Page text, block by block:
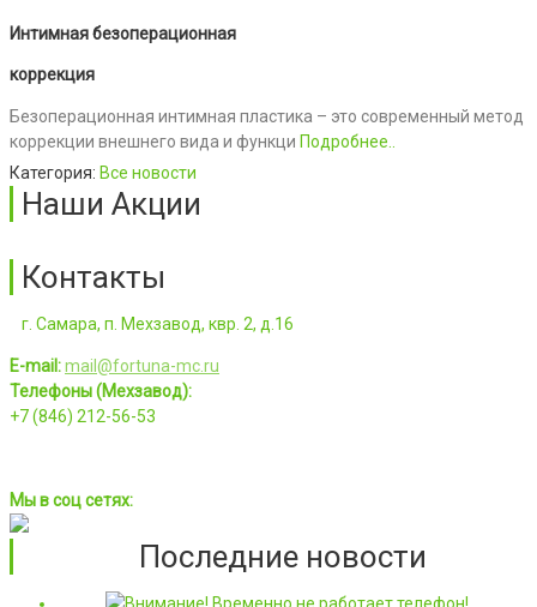
Интимная безоперационная
коррекция
Безоперационная интимная пластика – это современный метод
коррекции внешнего вида и функци Подробнее..
Категория: Все новости
Наши Акции
Контакты
г. Самара, п. Мехзавод, квр. 2, д.16
E-mail:mail@fortuna-mc.ru
Телефоны (Мехзавод):
+7 (846) 212-56-53
Мы в соц сетях:
Последние новости